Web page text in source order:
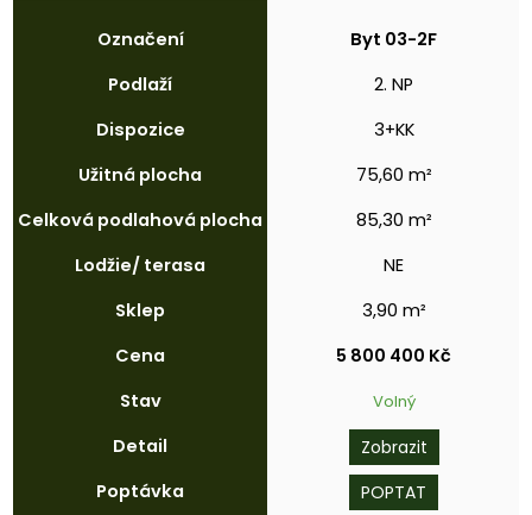
Označení
Podlaží
Dispozice
Užitná plocha
Celková podlahová plocha
Lodžie/ terasa
Sklep
Cena
Stav
Detail
Poptávka
Byt 03-2F
2. NP
3+KK
75,60 m²
85,30 m²
NE
3,90 m²
5 800 400 Kč
Volný
Zobrazit
POPTAT